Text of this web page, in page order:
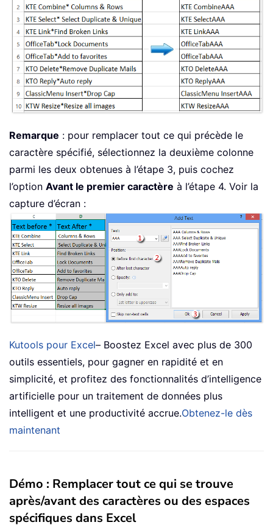
Remarque : pour remplacer tout ce qui précède le
caractère spécifié, sélectionnez la deuxième colonne
parmi les deux obtenues à l’étape 3, puis cochez
l’option Avant le premier caractère à l’étape 4. Voir la
capture d’écran :
Kutools pour Excel– Boostez Excel avec plus de 300
outils essentiels, pour gagner en rapidité et en
simplicité, et profitez des fonctionnalités d’intelligence
artificielle pour un traitement de données plus
intelligent et une productivité accrue.Obtenez-le dès
maintenant
Démo : Remplacer tout ce qui se trouve
après/avant des caractères ou des espaces
spécifiques dans Excel